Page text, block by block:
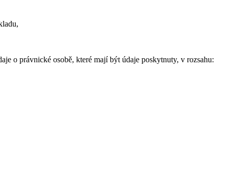
o právnické osobě, které mají být údaje poskytnuty, v rozsahu: